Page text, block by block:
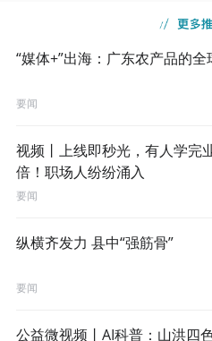
“媒体+”出海：广东农产品的
要闻
视频丨上线即秒光，有人学完
倍！职场人纷纷涌入
要闻
纵横齐发力 县中“强筋骨”
要闻
公益微视频丨AI科普：山洪四